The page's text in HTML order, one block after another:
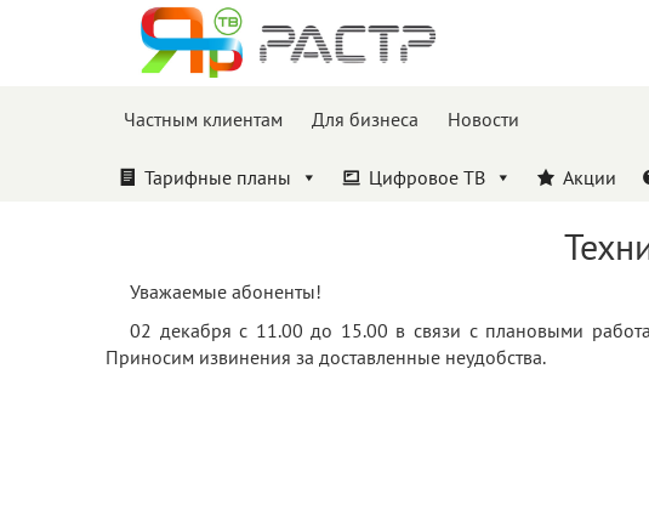
Частным клиентам Для бизнеса Новости
Тарифные планы Цифровое ТВ Акции
Уважаемые абоненты!
02 декабря с 11.00 до 15.00 в связи с плановыми
Приносим извинения за доставленные неудобства.